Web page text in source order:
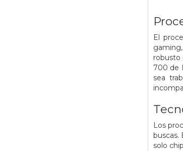
El
robusto
700 de
sea
Los
solo